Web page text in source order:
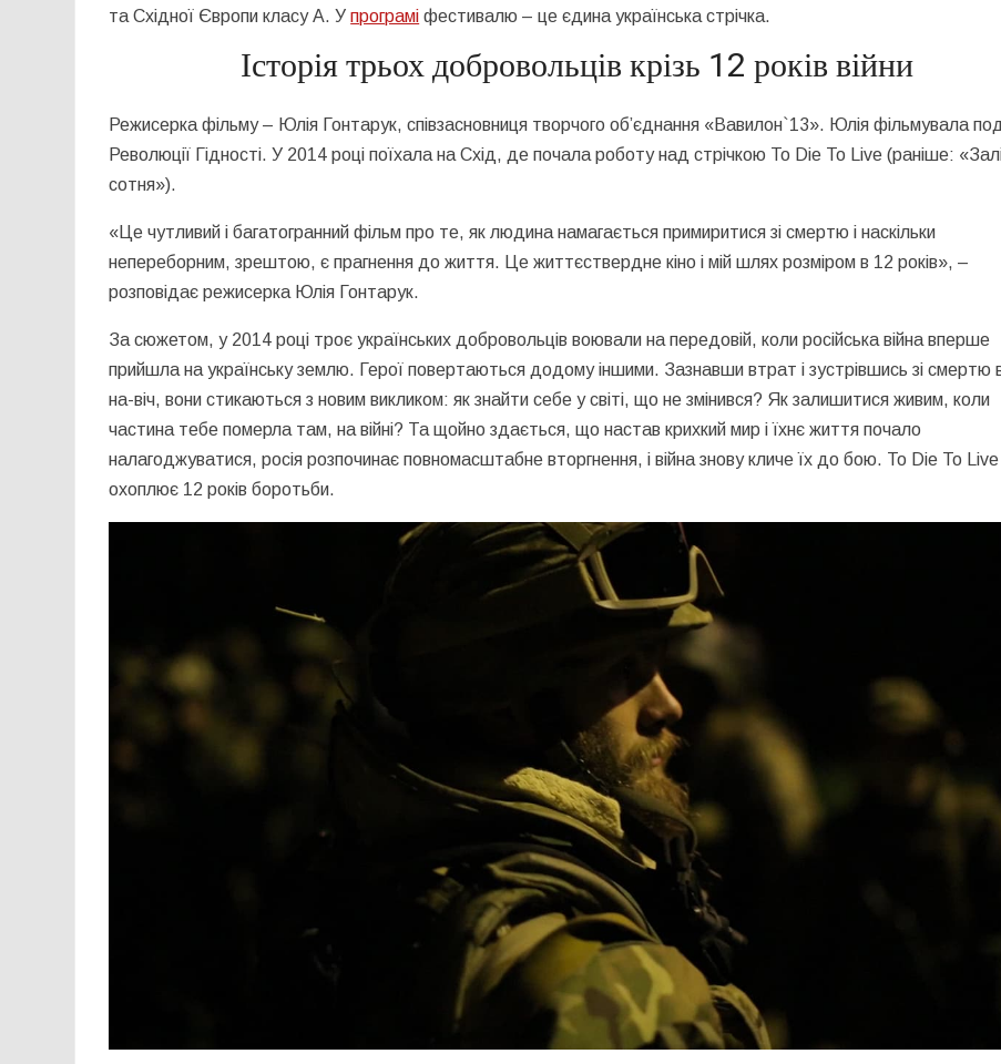
та Східної Європи класу А. Упрограмі фестивалю – це єдина українська стрічка.
Історія трьох добровольців крізь 12 років війни
Режисерка фільму – Юлія Гонтарук, співзасновниця творчого об’єднання «Вавилон`13». Юлія фільмувала
Революції Гідності. У 2014 році поїхала на Схід, де почала роботу над стрічкою To Die To Live (раніше:
сотня»).
«Це чутливий і багатогранний фільм про те, як людина намагається примиритися зі смертю і наскільки
непереборним, зрештою, є прагнення до життя. Це життєствердне кіно і мій шлях розміром в 12 років», –
розповідає режисерка Юлія Гонтарук.
За сюжетом, у 2014 році троє українських добровольців воювали на передовій, коли російська війна вперше
прийшла на українську землю. Герої повертаються додому іншими. Зазнавши втрат і зустрівшись зі смертю
на-віч, вони стикаються з новим викликом: як знайти себе у світі, що не змінився? Як залишитися живим, коли
частина тебе померла там, на війні? Та щойно здається, що настав крихкий мир і їхнє життя почало
налагоджуватися, росія розпочинає повномасштабне вторгнення, і війна знову кличе їх до бою. To Die To Live
охоплює 12 років боротьби.